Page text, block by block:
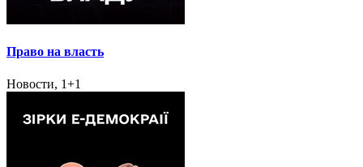
Право на власть
Новости, 1+1